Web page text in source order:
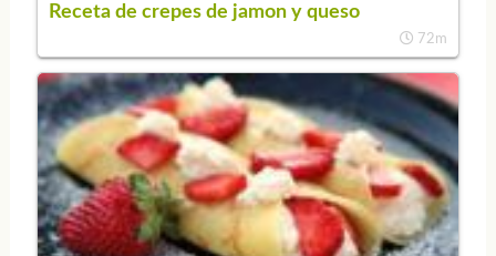
Receta de crepes de jamon y queso
72m